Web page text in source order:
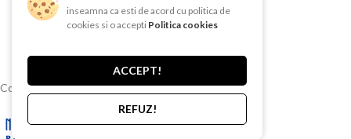
Politica de Cookies
Livrare si plata
Copyright © 2015-2025 EBAC TEHNIC
inseamna ca esti de acord cu politica de
cookies si o accepti Politica cookies
ACCEPT!
REFUZ!